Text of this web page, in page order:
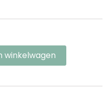
winkelwagen